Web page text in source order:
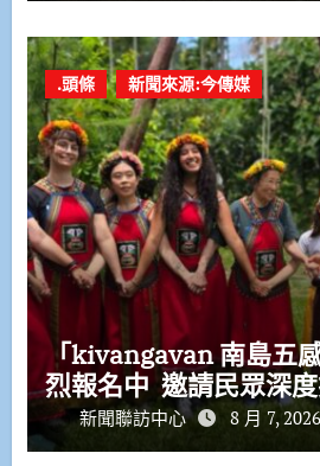
.頭條 新聞來源:今傳媒
「kivangavan 南島五
烈報名中 邀請民眾深
新聞聯訪中心 8 月 7, 2026